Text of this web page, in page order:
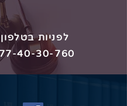
לפניות
40-30-760